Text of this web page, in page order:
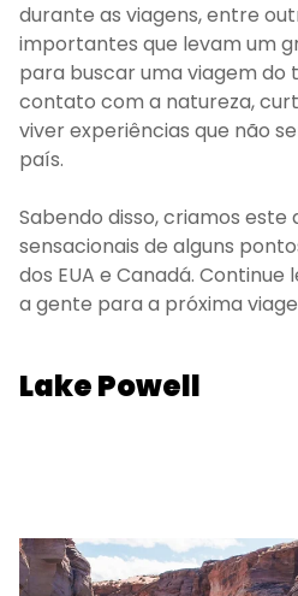
durante as viagens, entre
importantes que levam um
para buscar uma viagem do
contato com a natureza,
viver experiências que não
país.
Sabendo disso, criamos
sensacionais de alguns
dos EUA e Canadá.
a gente para a próxima
Lake Powell